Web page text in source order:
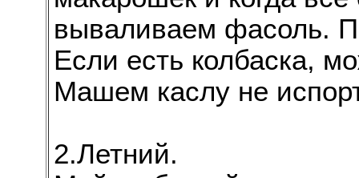
вываливаем фасоль.
Если есть колбаска,
Машем каслу не
2.Летний.